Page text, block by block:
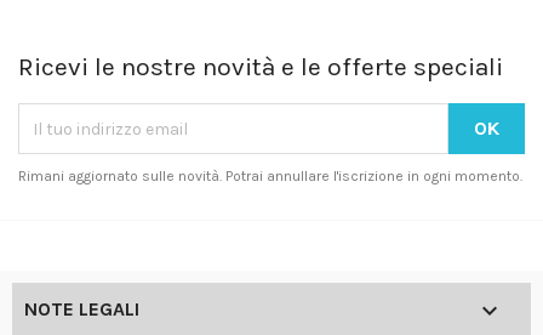
Ricevi le nostre novità e le offerte speciali
Rimani aggiornato sulle novità. Potrai annullare l'iscrizione in ogni momento.
NOTE LEGALI 